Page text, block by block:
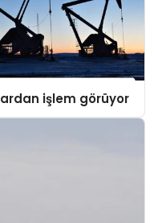
işlem görüyor